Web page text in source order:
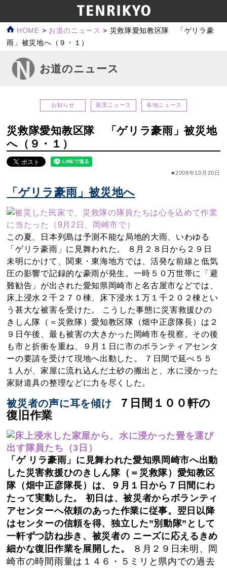
HOME > お道のニュース > 災救隊愛知教区隊 「ゲリラ豪
雨」被災地へ（９・１）
お道のニュース
お知らせ 親里ニュース 各地ニュース
災救隊愛知教区隊 「ゲリラ豪雨」被災地
へ（９・１）
■2008年10月20日
「ゲリラ豪雨」被災地へ
この夏、日本列島は予測不能な局地的大雨、いわゆる
「ゲリラ豪雨」に見舞われた。 ８月２８日から２９日
未明にかけて、関東・東海地方では、活発な前線と低気
圧の影響で記録的な豪雨が発生。一時５０万世帯に「避
難勧告」が出された愛知県岡崎市と名古屋市などでは、
床上浸水２千２７０棟、床下浸水１万１千２０２棟とい
う甚大な被害を受けた。 こうした事態に災害救援ひの
きしん隊（＝災救隊）愛知教区隊（畑中正彦隊長）は２
９日午後、最も被害の大きかった岡崎市を視察。その後
も市と折衝を重ね、９月１日に市のボランティアセンタ
ーの要請を受けて現地へ出動した。 ７日間で延べ５５
１人が、家屋に流れ込んだ土砂の搬出と、水に浸かった
家財道具の整理などに力を尽くした。
被災者の声に耳を傾け
７日間１００軒の
復旧作業
「ゲ リラ豪雨」に見舞われた愛知県岡崎市へ出動
した災害救援ひのきしん隊（＝災救隊）愛知教区
隊（畑中正彦隊長）は、９月１日から７日間にわ
たって実動した。 初日は、被災者からボランティ
アセンターへ依頼のあった作業に従事。翌日以降
はセンターの信頼を得、独立した”別動隊”として
一軒ずつ訪ね歩き、被災者の ニーズに応えるきめ
細かな復旧作業を展開した。
８月２９日未明、岡
崎市の時間雨量は１４６・５ミリと県内での過去